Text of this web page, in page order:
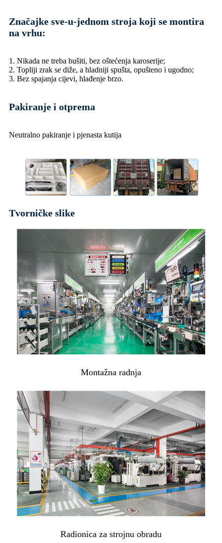
Značajke sve-u-jednom stroja koji se montira
na vrhu:
1. Nikada ne treba bušiti, bez oštećenja karoserije;
2. Topliji zrak se diže, a hladniji spušta, opušteno i ugodno;
3. Bez spajanja cijevi, hlađenje brzo.
Pakiranje i otprema
Neutralno pakiranje i pjenasta kutija
Tvorničke slike
Montažna radnja
Radionica za strojnu obradu